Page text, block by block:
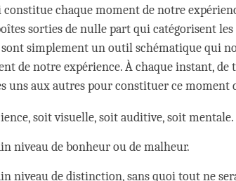
chaque moment de notre
sorties de nulle part qui catégorisent les
sont simplement un outil schématique qui
de notre expérience. À chaque instant, de
uns aux autres pour constituer ce moment
soit visuelle, soit auditive, soit mentale.
niveau de bonheur ou de malheur.
niveau de distinction, sans quoi tout ne